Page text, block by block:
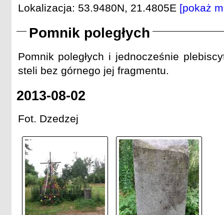
Lokalizacja: 53.9480N, 21.4805E [pokaż
Pomnik poległych
Pomnik poległych i jednocześnie
steli bez górnego jej fragmentu.
2013-08-02
Fot. Dzedzej